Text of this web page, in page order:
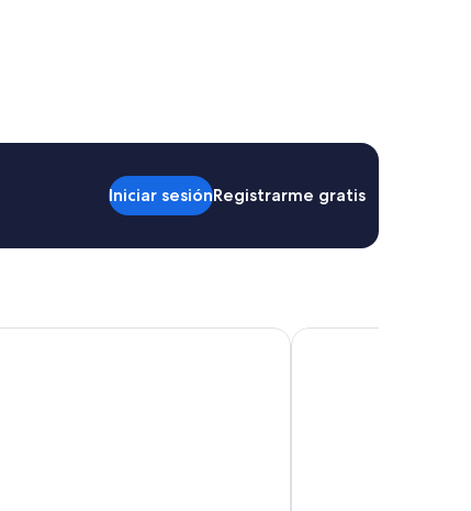
Iniciar sesiónRegistrarme gratis
Hotel & Spa, Autograph CollectionHoliday Inn Express